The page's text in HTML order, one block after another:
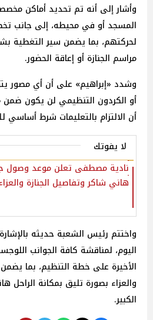
وأشار إلى أنه تم تحديد أماكن
المسجد أو في محيطه، إلى جانب
لحركتهم، بما يضمن سير التغطية
مراسم الجنازة أو إعاقة الحضور.
وشدد «إبراهيم» على أن أي مصور
أو الكردون التنظيمي لن يكون
أن الالتزام بالتعليمات شرط أساسي
لا يفوتك
نادية مصطفى تعلن موعد وصول
هاني شاكر وتفاصيل الجنازة
واختتم رئيس الشعبة حديثه
اليوم، لمناقشة كافة الجوانب
الأخيرة على خطة التنظيم، بما
والعزاء بصورة تليق بمكانة الراحل
الكبير.